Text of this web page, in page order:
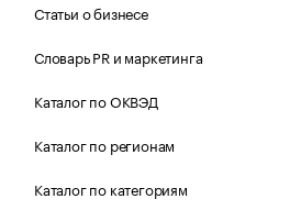
Статьи о бизнесе
Словарь PR и маркетинга
Каталог по ОКВЭД
Каталог по регионам
Каталог по категориям